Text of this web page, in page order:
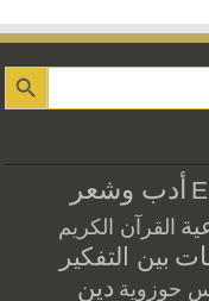
أدب وشعر
القرآن الكريم
بين التفكير
حوزوية دين